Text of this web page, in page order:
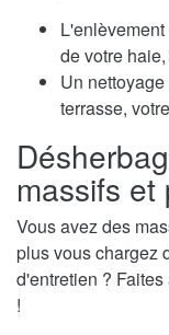
de votre
Un
terrasse,
massifs et
Vous avez des
plus vous chargez
d'entretien ?
!